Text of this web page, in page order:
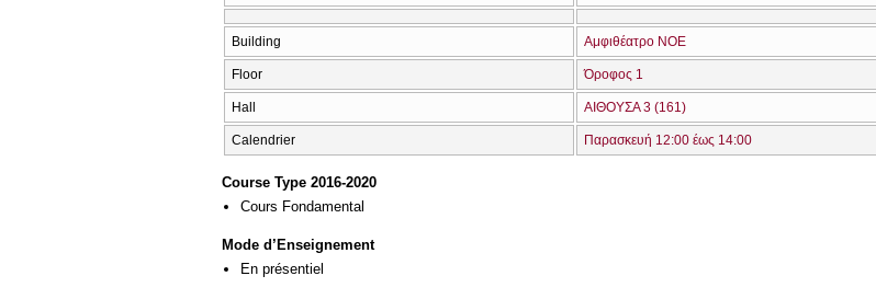
Building Αμφιθέατρο ΝΟΕ
Floor Όροφος 1
Hall ΑΙΘΟΥΣΑ 3 (161)
Calendrier Παρασκευή 12:00 έως 14:00
Course Type 2016-2020
Cours Fondamental
Mode d’Enseignement
En présentiel